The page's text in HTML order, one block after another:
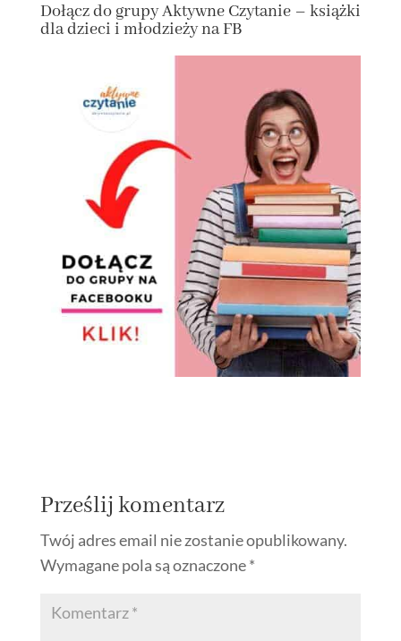
Dołączdo grupyAktywne Czytanie – książki
dla dzieci i młodzieży na FB
Prześlij komentarz
Twój adres email nie zostanie opublikowany.
Wymagane pola są oznaczone*